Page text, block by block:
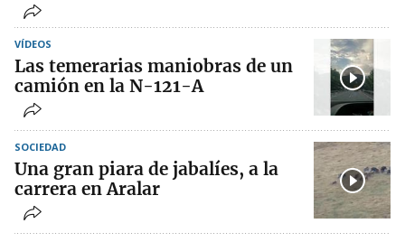
VÍDEOS
Las temerarias maniobras de un
camión en la N-121-A
SOCIEDAD
Una gran piara de jabalíes, a la
carrera en Aralar